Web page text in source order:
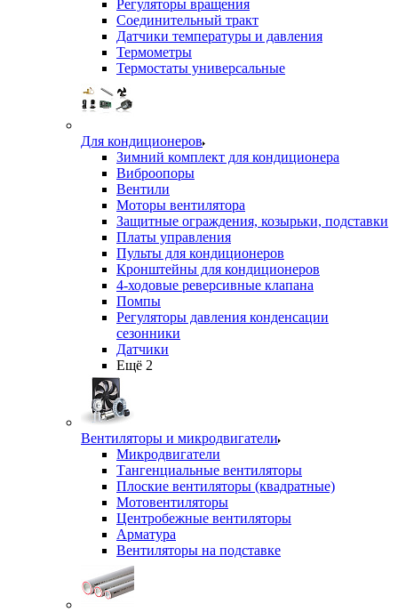
Регуляторы вращения
Соединительный тракт
Датчики температуры и давления
Термометры
Термостаты универсальные
Для кондиционеров
Зимний комплект для кондиционера
Виброопоры
Вентили
Моторы вентилятора
Защитные ограждения, козырьки, подставки
Платы управления
Пульты для кондиционеров
Кронштейны для кондиционеров
4-ходовые реверсивные клапана
Помпы
Регуляторы давления конденсации
сезонники
Датчики
Ещё 2
Вентиляторы и микродвигатели
Микродвигатели
Тангенциальные вентиляторы
Плоские вентиляторы (квадратные)
Мотовентиляторы
Центробежные вентиляторы
Арматура
Вентиляторы на подставке